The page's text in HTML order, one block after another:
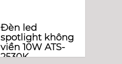
Đèn led
spotlight không
viền 10W ATS-
2530K